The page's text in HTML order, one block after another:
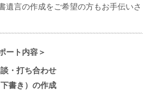
遺言の作成をご希望の方もお手伝いさ
ート内容＞
・打ち合わせ
書き）の作成